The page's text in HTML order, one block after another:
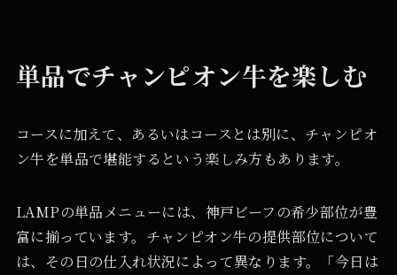
単品でチャンピオン牛を楽しむ
コースに加えて、あるいはコースとは別に、チャンピオ
ン牛を単品で堪能するという楽しみ方もあります。
LAMPの単品メニューには、神戸ビーフの希少部位が豊
富に揃っています。チャンピオン牛の提供部位について
は、その日の仕入れ状況によって異なります。「今日は